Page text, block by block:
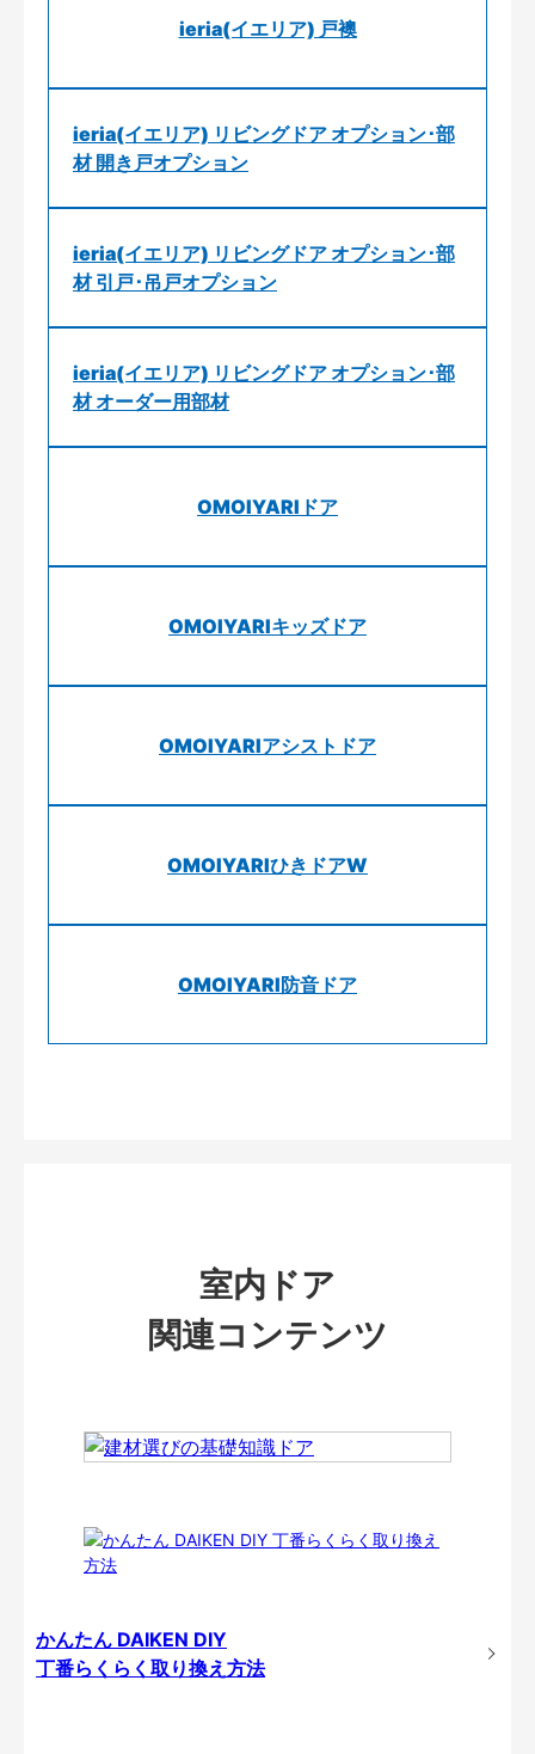
ieria(イエリア) 戸襖
ieria(イエリア) リビングドア オプション･部
材 開き戸オプション
ieria(イエリア) リビングドア オプション･部
材 引戸･吊戸オプション
ieria(イエリア) リビングドア オプション･部
材 オーダー用部材
OMOIYARIドア
OMOIYARIキッズドア
OMOIYARIアシストドア
OMOIYARIひきドアW
OMOIYARI防音ドア
室内ドア
関連コンテンツ
かんたん DAIKEN DIY
丁番らくらく取り換え方法